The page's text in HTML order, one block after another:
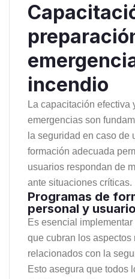
incendio
La capacitación efectiva
emergencias son
la seguridad en caso de
formación adecuada
usuarios respondan de
ante situaciones críticas.
Programas de
personal y
Es esencial
que cubran los aspectos
relacionados con la
Esto asegura que todos